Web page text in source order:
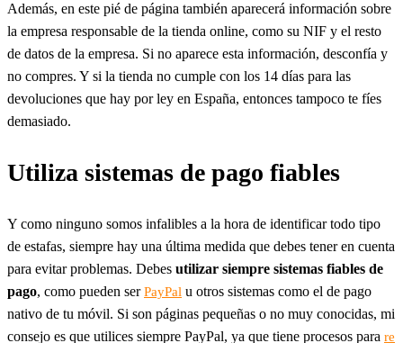
Además, en este pié de página también aparecerá información sobre
la empresa responsable de la tienda online, como su NIF y el resto
de datos de la empresa. Si no aparece esta información, desconfía y
no compres. Y si la tienda no cumple con los 14 días para las
devoluciones que hay por ley en España, entonces tampoco te fíes
demasiado.
Utiliza sistemas de pago fiables
Y como ninguno somos infalibles a la hora de identificar todo tipo
de estafas, siempre hay una última medida que debes tener en cuenta
para evitar problemas. Debes utilizar siempre sistemas fiables de
pago, como pueden serPayPal u otros sistemas como el de pago
nativo de tu móvil. Si son páginas pequeñas o no muy conocidas, mi
consejo es que utilices siempre PayPal, ya que tiene procesos para re